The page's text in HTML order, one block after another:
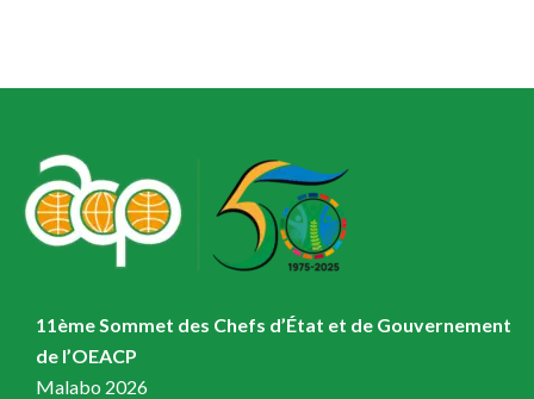
11ème Sommet des Chefs d’État et de Gouvernement
de l’OEACP
Malabo 2026